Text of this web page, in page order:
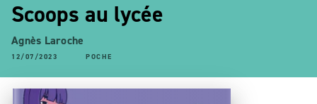
Scoops au lycée
Agnès Laroche
12/07/2023 POCHE